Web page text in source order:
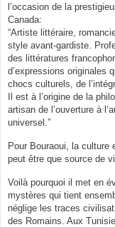
l’occasion de la
Canada:
“Artiste littéraire,
style avant-gardiste.
des littératures
d’expressions originales
chocs culturels, de
Il est à l’origine de la
artisan de l’ouverture à
universel.”
Pour Bouraoui, la culture
peut être que source de
Voilà pourquoi il met en
mystères qui tient
néglige les traces
des Romains. Aux